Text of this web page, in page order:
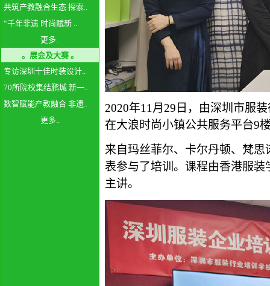
共筑产教融合生态 探索..
“千年非遗 时尚赋新 ..
更多..
。展会及大赛 。
专访深圳十佳时装设计..
70所院校集结鹏城 新一..
数智赋能产教融合 非遗..
更多..
2020年11月 29 日，由深圳市服
在大浪时尚小镇公共服务平台9
来自玛丝菲尔、卡尔丹顿、 梵思
表参与了培训。课程由香港服
主讲。